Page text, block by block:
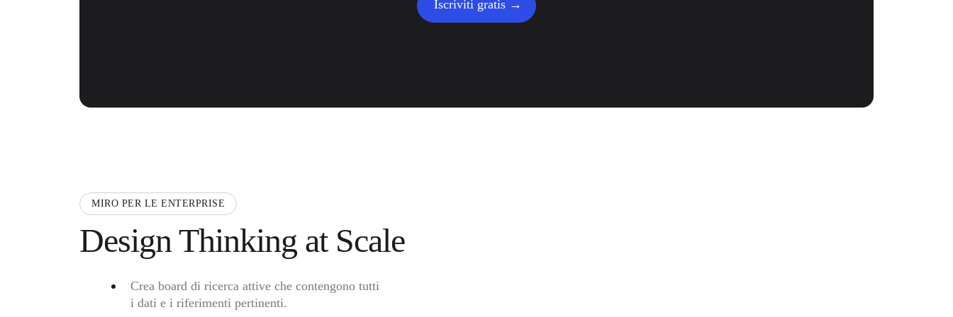
Iscriviti gratis
MIRO PER LE ENTERPRISE
Design Thinking at Scale
Crea board di ricerca attive che contengono tutti
i dati e i riferimenti pertinenti.